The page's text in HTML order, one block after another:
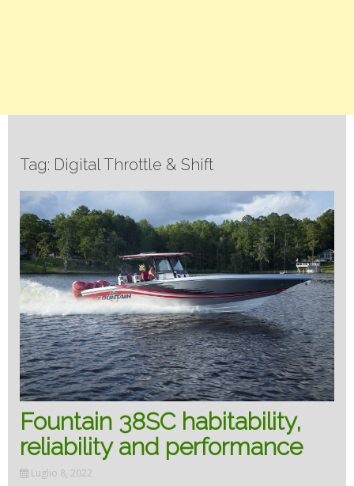
Tag: Digital Throttle & Shift
Fountain 38SC habitability,
reliability and performance
Luglio 8, 2022